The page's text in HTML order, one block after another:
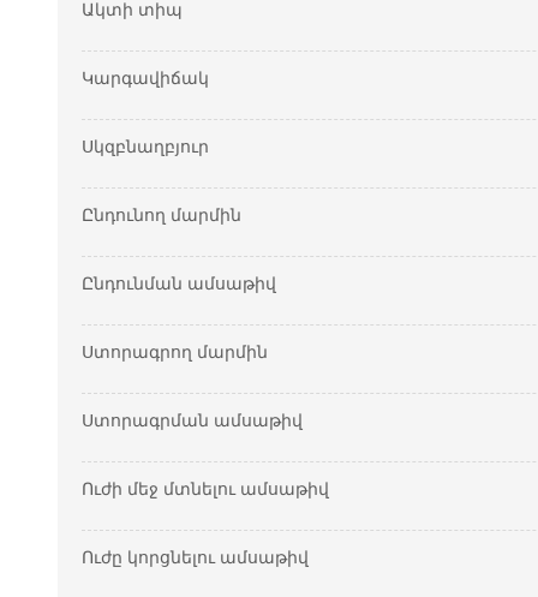
Ակտի տիպ
Կարգավիճակ
Սկզբնաղբյուր
Ընդունող մարմին
Ընդունման ամսաթիվ
Ստորագրող մարմին
Ստորագրման ամսաթիվ
Ուժի մեջ մտնելու ամսաթիվ
Ուժը կորցնելու ամսաթիվ